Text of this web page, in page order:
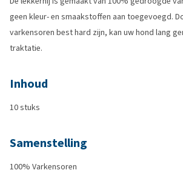
geen kleur- en smaakstoffen aan toegevoegd.
varkensoren best hard zijn, kan uw hond lang
traktatie.
Inhoud
10 stuks
Samenstelling
100% Varkensoren